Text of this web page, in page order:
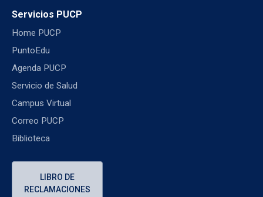
Servicios PUCP
Home PUCP
PuntoEdu
Agenda PUCP
Servicio de Salud
Campus Virtual
Correo PUCP
Biblioteca
LIBRO DE
RECLAMACIONES